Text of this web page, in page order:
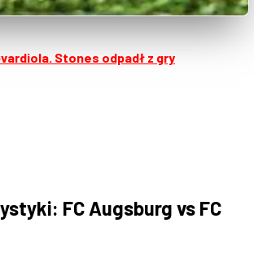
Stones odpadł z gry
FC Augsburg vs FC